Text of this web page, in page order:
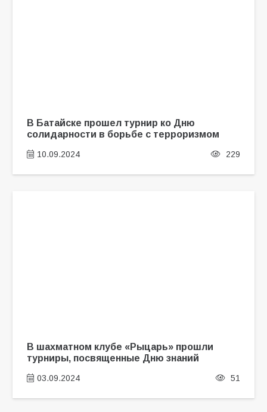
В Батайске прошел турнир ко Дню
солидарности в борьбе с терроризмом
10.09.2024 229
В шахматном клубе «Рыцарь» прошли
турниры, посвященные Дню знаний
03.09.2024 51